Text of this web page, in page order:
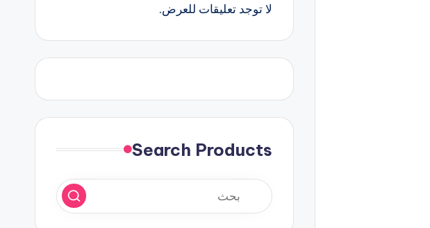
لا توجد تعليقات للعرض.
Search Products